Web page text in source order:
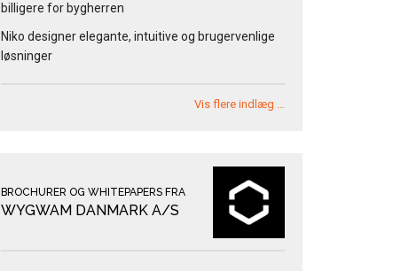
billigere for bygherren
Niko designer elegante, intuitive og brugervenlige
løsninger
Vis flere indlæg …
BROCHURER OG WHITEPAPERS FRA
WYGWAM DANMARK A/S